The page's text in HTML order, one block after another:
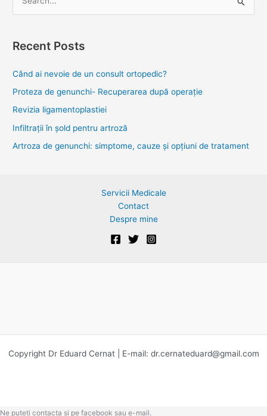
r
o
r
:
Recent Posts
Când ai nevoie de un consult ortopedic?
Proteza de genunchi- Recuperarea după operație
Revizia ligamentoplastiei
Infiltrații în șold pentru artroză
Artroza de genunchi: simptome, cauze și opțiuni de tratament
Servicii Medicale
Contact
Despre mine
Copyright Dr Eduard Cernat | E-mail: dr.cernateduard@gmail.com
Ne puteti contacta si pe facebook sau e-mail.